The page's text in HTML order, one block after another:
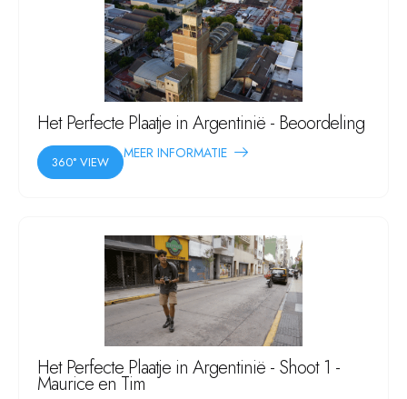
Het Perfecte Plaatje in Argentinië - Beoordeling
360° VIEW
MEER INFORMATIE
Het Perfecte Plaatje in Argentinië - Shoot 1 -
Maurice en Tim